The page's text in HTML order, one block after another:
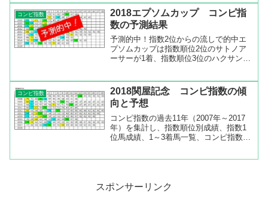
トリアマイルの過去10年のコンピ指数順
位別成績...
コンピ指数
2018エプソムカップ コンピ指
数の予測結果
予測的中！指数2位からの流しで的中エ
プソムカップは指数順位2位のサトノア
ーサーが1着、指数順位3位のハクサンル
ね。指数順位2位から買うなら指数順位1
位、3位、5位、7位...
コンピ指数
2018関屋記念 コンピ指数の傾
向と予想
コンピ指数の過去11年（2007年～2017
年）を集計し、指数順位別成績、指数1
位馬成績、1～3着馬一覧、コンピ指数一
スポンサーリンク